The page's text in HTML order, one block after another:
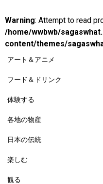
Warning: Attempt to read
/home/wwbwb/
content/themes/
アート＆アニメ
フード＆ドリンク
体験する
各地の物産
日本の伝統
楽しむ
観る